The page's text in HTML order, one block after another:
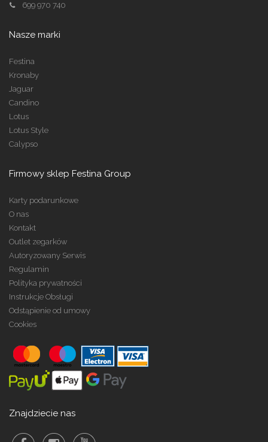
699 970 740
Nasze marki
Festina
Kronaby
Jaguar
Candino
Lotus
Lotus Style
Calypso
Firmowy sklep Festina Group
Karty podarunkowe
O nas
Kontakt
Outlet zegarków
Autoryzowany Serwis
Regulamin
Polityka prywatności
Instrukcje Obsługi
Odstąpienie od umowy
Cookies
Znajdziecie nas